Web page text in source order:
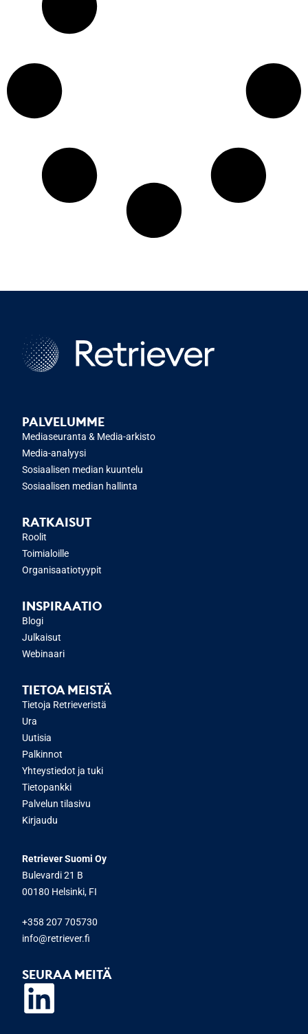
PALVELUMME
Mediaseuranta & Media-arkisto
Media-analyysi
Sosiaalisen median kuuntelu
Sosiaalisen median hallinta
RATKAISUT
Roolit
Toimialoille
Organisaatiotyypit
INSPIRAATIO
Blogi
Julkaisut
Webinaari
TIETOA MEISTÄ
Tietoja Retrieveristä
Ura
Uutisia
Palkinnot
Yhteystiedot ja tuki
Tietopankki
Palvelun tilasivu
Kirjaudu
Retriever Suomi Oy
Bulevardi 21 B
00180 Helsinki, FI
+358 207 705730
info@retriever.fi
SEURAA MEITÄ